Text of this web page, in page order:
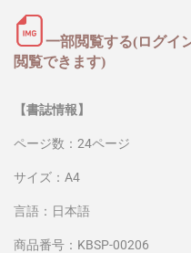
一部閲覧する(ログイ
閲覧できます)
【書誌情報】
ページ数：24ページ
サイズ：A4
言語：日本語
商品番号：KBSP-00206